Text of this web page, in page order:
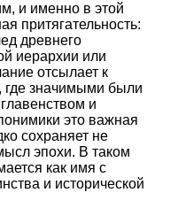
и именно в этой
притягательность:
древнего
иерархии или
отсылает к
где значимыми были
и
это важная
сохраняет не
эпохи. В таком
как имя с
и исторической